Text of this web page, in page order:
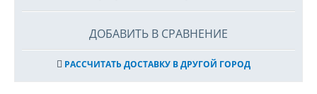
ДОБАВИТЬ В СРАВНЕНИЕ
РАССЧИТАТЬ ДОСТАВКУ В ДРУГОЙ ГОРОД